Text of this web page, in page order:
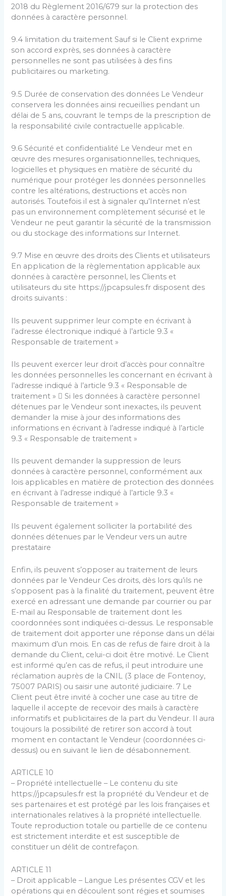
2018 du Règlement 2016/679 sur la protection des
données à caractère personnel.
9.4 limitation du traitement Sauf si le Client exprime
son accord exprès, ses données à caractère
personnelles ne sont pas utilisées à des fins
publicitaires ou marketing.
9.5 Durée de conservation des données Le Vendeur
conservera les données ainsi recueillies pendant un
délai de 5 ans, couvrant le temps de la prescription de
la responsabilité civile contractuelle applicable.
9.6 Sécurité et confidentialité Le Vendeur met en
œuvre des mesures organisationnelles, techniques,
logicielles et physiques en matière de sécurité du
numérique pour protéger les données personnelles
contre les altérations, destructions et accès non
autorisés. Toutefois il est à signaler qu’Internet n’est
pas un environnement complètement sécurisé et le
Vendeur ne peut garantir la sécurité de la transmission
ou du stockage des informations sur Internet.
9.7 Mise en œuvre des droits des Clients et utilisateurs
En application de la règlementation applicable aux
données à caractère personnel, les Clients et
utilisateurs du site https://jpcapsules.fr disposent des
droits suivants :
Ils peuvent supprimer leur compte en écrivant à
l’adresse électronique indiqué à l’article 9.3 «
Responsable de traitement »
Ils peuvent exercer leur droit d’accès pour connaître
les données personnelles les concernant en écrivant à
l’adresse indiqué à l’article 9.3 « Responsable de
traitement »  Si les données à caractère personnel
détenues par le Vendeur sont inexactes, ils peuvent
demander la mise à jour des informations des
informations en écrivant à l’adresse indiqué à l’article
9.3 « Responsable de traitement »
Ils peuvent demander la suppression de leurs
données à caractère personnel, conformément aux
lois applicables en matière de protection des données
en écrivant à l’adresse indiqué à l’article 9.3 «
Responsable de traitement »
Ils peuvent également solliciter la portabilité des
données détenues par le Vendeur vers un autre
prestataire
Enfin, ils peuvent s’opposer au traitement de leurs
données par le Vendeur Ces droits, dès lors qu’ils ne
s’opposent pas à la finalité du traitement, peuvent être
exercé en adressant une demande par courrier ou par
E-mail au Responsable de traitement dont les
coordonnées sont indiquées ci-dessus. Le responsable
de traitement doit apporter une réponse dans un délai
maximum d’un mois. En cas de refus de faire droit à la
demande du Client, celui-ci doit être motivé. Le Client
est informé qu’en cas de refus, il peut introduire une
réclamation auprès de la CNIL (3 place de Fontenoy,
75007 PARIS) ou saisir une autorité judiciaire. 7 Le
Client peut être invité à cocher une case au titre de
laquelle il accepte de recevoir des mails à caractère
informatifs et publicitaires de la part du Vendeur. Il aura
toujours la possibilité de retirer son accord à tout
moment en contactant le Vendeur (coordonnées ci-
dessus) ou en suivant le lien de désabonnement.
ARTICLE 10
– Propriété intellectuelle – Le contenu du site
https://jpcapsules.fr est la propriété du Vendeur et de
ses partenaires et est protégé par les lois françaises et
internationales relatives à la propriété intellectuelle.
Toute reproduction totale ou partielle de ce contenu
est strictement interdite et est susceptible de
constituer un délit de contrefaçon.
ARTICLE 11
– Droit applicable – Langue Les présentes CGV et les
opérations qui en découlent sont régies et soumises